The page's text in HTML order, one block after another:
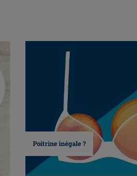
Poitrine inégale ?